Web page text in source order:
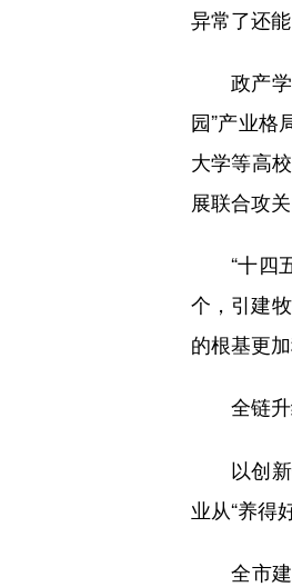
异常了还
政产学
园”产业格
大学等高
展联合攻
“十四五
个，引建
的根基更加
全链
以创新
业从“养得
全市建